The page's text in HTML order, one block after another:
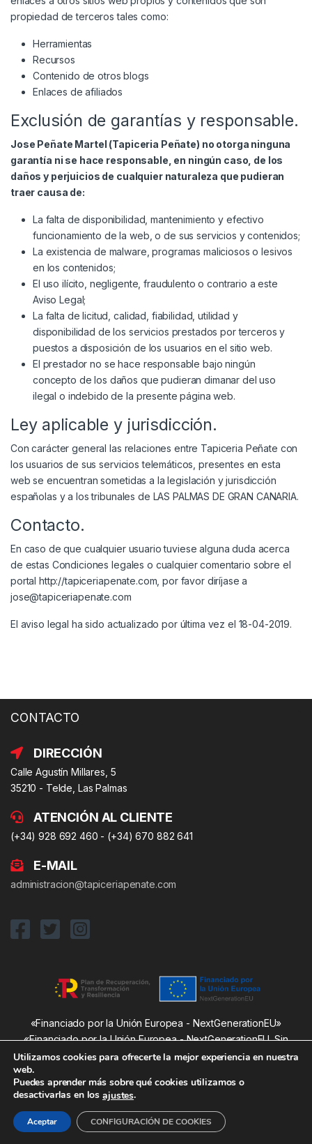
propiedad de terceros tales como:
Herramientas
Recursos
Contenido de otros blogs
Enlaces de afiliados
Exclusión de garantías y responsable.
Jose Peñate Martel (Tapiceria Peñate) no otorga ninguna
garantía ni se hace responsable, en ningún caso, de los
daños y perjuicios de cualquier naturaleza que pudieran
traer causa de:
La falta de disponibilidad, mantenimiento y efectivo
funcionamiento de la web, o de sus servicios y contenidos;
La existencia de malware, programas maliciosos o lesivos
en los contenidos;
El uso ilícito, negligente, fraudulento o contrario a este
Aviso Legal;
La falta de licitud, calidad, fiabilidad, utilidad y
disponibilidad de los servicios prestados por terceros y
puestos a disposición de los usuarios en el sitio web.
El prestador no se hace responsable bajo ningún
concepto de los daños que pudieran dimanar del uso
ilegal o indebido de la presente página web.
Ley aplicable y jurisdicción.
Con carácter general las relaciones entre Tapiceria Peñate con
los usuarios de sus servicios telemáticos, presentes en esta
web se encuentran sometidas a la legislación y jurisdicción
españolas y a los tribunales de LAS PALMAS DE GRAN CANARIA.
Contacto.
En caso de que cualquier usuario tuviese alguna duda acerca
de estas Condiciones legales o cualquier comentario sobre el
portal http://tapiceriapenate.com, por favor diríjase a
jose@tapiceriapenate.com
El aviso legal ha sido actualizado por última vez el 18-04-2019.
CONTACTO
DIRECCIÓN
Calle Agustín Millares, 5
35210 - Telde, Las Palmas
ATENCIÓN AL CLIENTE
(+34) 928 692 460 - (+34) 670 882 641
E-MAIL
administracion@tapiceriapenate.com
«Financiado por la Unión Europea - NextGenerationEU»
«Financiado por la Unión Europea - NextGenerationEU. Sin
embargo, los puntos de vista y las opiniones expresadas son
únicamente los del autor o autores y no reflejan necesariamente
los de la Unión Europea o la Comisión Europea. Ni la Unión
Europea ni la Comisión Europea pueden ser consideradas
responsables de las mismas»
Utilizamos cookies para ofrecerte la mejor experiencia en nuestra
web.
Puedes aprender más sobre qué cookies utilizamos o
desactivarlas en losajustes.
Aceptar CONFIGURACIÓN DE COOKIES